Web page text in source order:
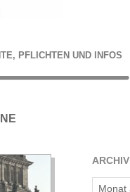
PFLICH­TEN UND INFOS
ARCHIV
Archiv